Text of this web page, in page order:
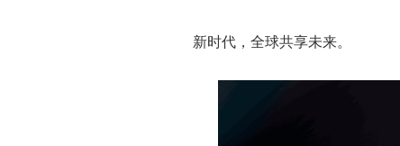
新时代，全球共享未来。